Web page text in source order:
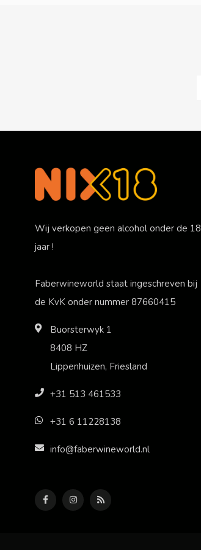
Wij verkopen geen alcohol onder de 18
jaar !
Faberwineworld staat ingeschreven bij
de KvK onder nummer 87660415
Buorsterwyk 1
8408 HZ
Lippenhuizen, Friesland
+31 513 461533
+31 6 11228138
info@faberwineworld.nl